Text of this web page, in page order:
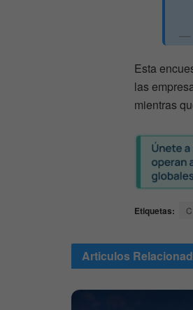
Esta
las
mientras
Etiquetas:
Articulos